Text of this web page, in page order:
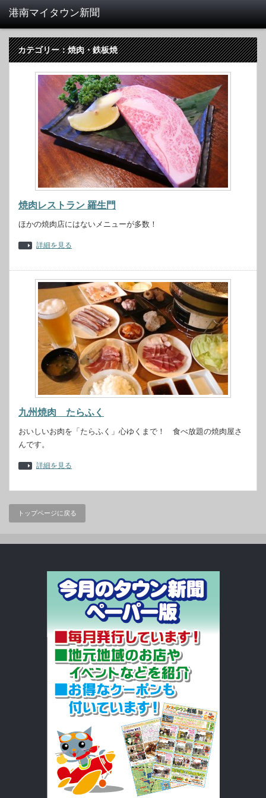
カテゴリー：焼肉・鉄板焼
焼肉レストラン 羅生門
ほかの焼肉店にはないメニューが多数！
詳細を見る
九州焼肉 たらふく
おいしいお肉を「たらふく」心ゆくまで！ 食べ放題の焼肉屋さ
んです。
詳細を見る
トップページに戻る